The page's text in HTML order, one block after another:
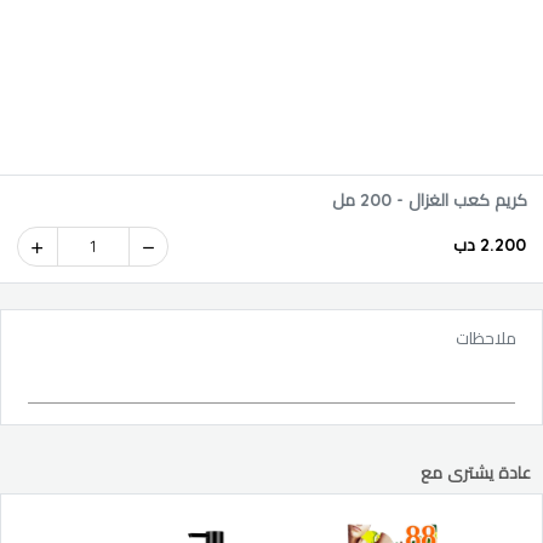
كريم كعب الغزال - 200 مل
2.200 دب 1
ملاحظات
عادة يشترى مع